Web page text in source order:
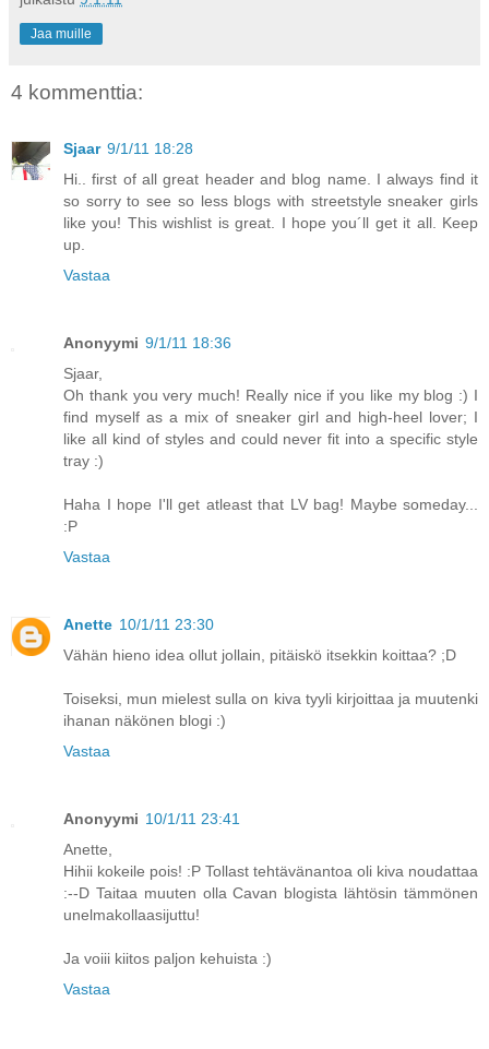
Jaa muille
4 kommenttia:
Sjaar 9/1/11 18:28
Hi.. first of all great header and blog name. I always find it
so sorry to see so less blogs with streetstyle sneaker girls
like you! This wishlist is great. I hope you´ll get it all. Keep
up.
Vastaa
Anonyymi 9/1/11 18:36
Sjaar,
Oh thank you very much! Really nice if you like my blog :) I
find myself as a mix of sneaker girl and high-heel lover; I
like all kind of styles and could never fit into a specific style
tray :)
Haha I hope I'll get atleast that LV bag! Maybe someday...
:P
Vastaa
Anette 10/1/11 23:30
Vähän hieno idea ollut jollain, pitäiskö itsekkin koittaa? ;D
Toiseksi, mun mielest sulla on kiva tyyli kirjoittaa ja muutenki
ihanan näkönen blogi :)
Vastaa
Anonyymi 10/1/11 23:41
Anette,
Hihii kokeile pois! :P Tollast tehtävänantoa oli kiva noudattaa
:--D Taitaa muuten olla Cavan blogista lähtösin tämmönen
unelmakollaasijuttu!
Ja voiii kiitos paljon kehuista :)
Vastaa